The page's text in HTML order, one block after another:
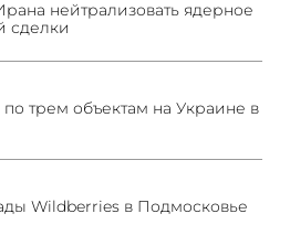
нейтрализовать ядерное
сделки
трем объектам на Украине в
Wildberries в Подмосковье